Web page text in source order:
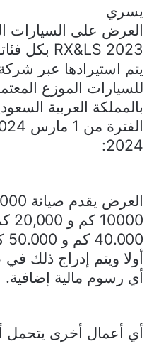
يسري
العرض على السيارات
RX&LS 2023 بكل
يتم استيرادها عبر
للسيارات الموزع
بالمملكة العربية
الفترة من 1 مارس 2024 حتى 31 مارس
2024:
العرض يقدم صيانة 1000كم و 5000 كم و
40.000 كم و 50.000 كم أو (سنتين ) أيهما يأتي
أولا ويتم إدراج ذلك
أي رسوم مالية إضافية.
أي أعمال أخرى يتحمل